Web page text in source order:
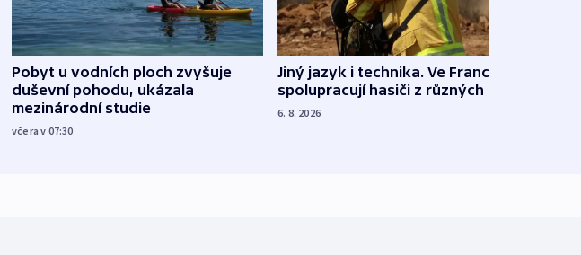
Pobyt u vodních ploch zvyšuje
duševní pohodu, ukázala
mezinárodní studie
včera v 07:30
Jiný jazyk i technika. Ve Francii
spolupracují hasiči z různých zemí
6. 8. 2026